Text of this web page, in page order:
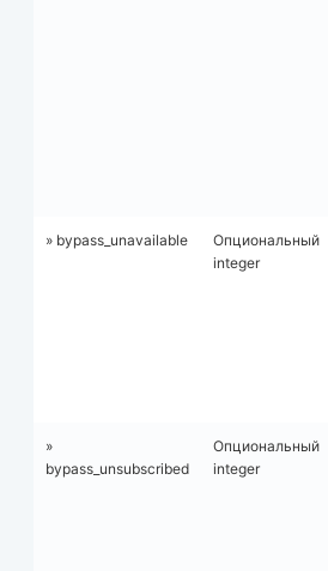
» bypass_unavailable
Опциональный
integer
»
bypass_unsubscribed
Опциональный
integer